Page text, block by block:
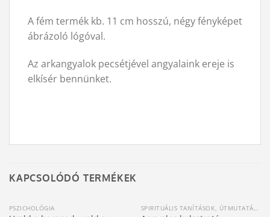
A fém termék kb. 11 cm hosszú, négy fényképet
ábrázoló lógóval.
Az arkangyalok pecsétjével angyalaink ereje is
elkísér bennünket.
KAPCSOLÓDÓ TERMÉKEK
PSZICHOLÓGIA SPIRITUÁLIS TANÍTÁSOK, ÚTMUTATÁSOK